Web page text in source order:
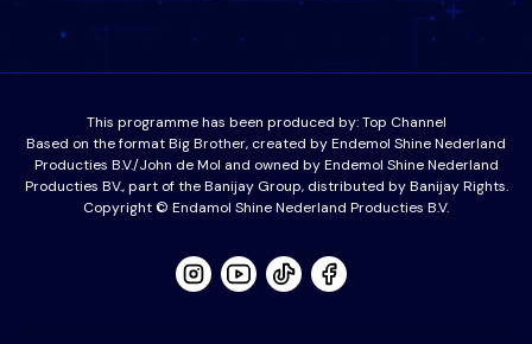
This programme has been produced by:Top Channel
Based on the format Big Brother, created by Endemol Shine Nederland
Producties B.V./John de Mol and owned by Endemol Shine Nederland
Producties BV., part of the Banijay Group, distributed by Banijay Rights.
Copyright © Endamol Shine Nederland Producties B.V.